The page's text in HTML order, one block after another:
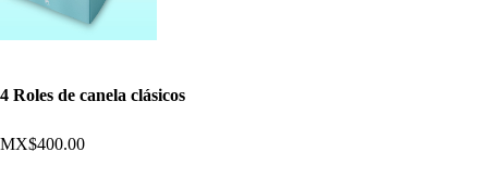
4 Roles de canela clásicos
MX$400.00